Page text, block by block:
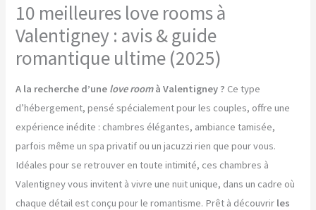
10 meilleures love rooms à
Valentigney : avis & guide
romantique ultime (2025)
A la recherche d’une love roomà Valentigney ? Ce type
d’hébergement, pensé spécialement pour les couples, offre une
expérience inédite : chambres élégantes, ambiance tamisée,
parfois même un spa privatif ou un jacuzzi rien que pour vous.
Idéales pour se retrouver en toute intimité, ces chambres à
Valentigney vous invitent à vivre une nuit unique, dans un cadre où
chaque détail est conçu pour le romantisme. Prêt à découvrir les